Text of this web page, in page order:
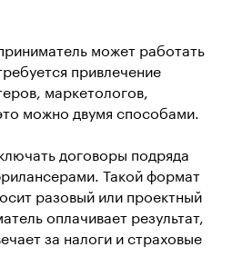
может работать
привлечение
маркетологов,
можно двумя способами.
договоры подряда
Такой формат
разовый или проектный
оплачивает результат,
за налоги и страховые